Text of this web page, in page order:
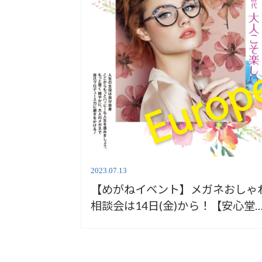
2023.07.13
【めがねイベント】メガネおしゃ
相談会は14日(金)から！【安心堂